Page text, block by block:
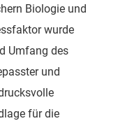
Biologie und
wurde
Umfang des
und
für die